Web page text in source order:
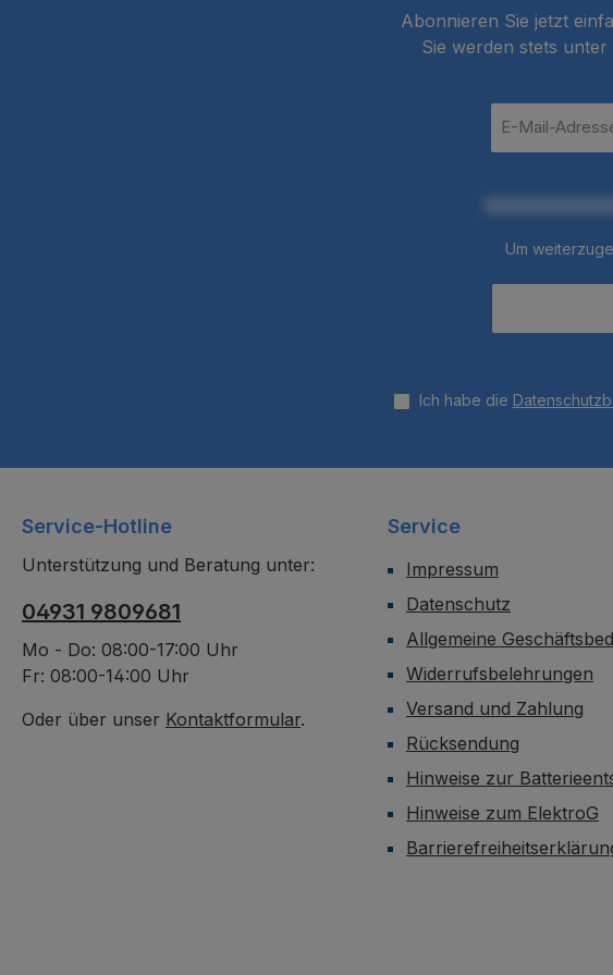
Abonnieren Sie jetzt
Sie werden stets
Mail-
Um
Ich habe die
Service-Hotline
Unterstützung und Beratung unter:
04931 9809681
Mo - Do: 08:00-17:00 Uhr
Fr: 08:00-14:00 Uhr
Oder über unser Kontaktformular.
Service
Impressum
Datenschutz
Allgemeine
Widerrufsbelehrungen
Versand und Zahlung
Rücksendung
Hinweise zur
Hinweise zum ElektroG